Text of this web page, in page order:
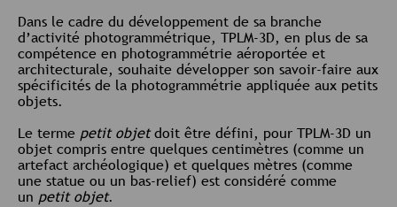
Dans le cadre du développement de sa branche
d’activité photogrammétrique, TPLM-3D, en plus de sa
compétence en photogrammétrie aéroportée et
architecturale, souhaite développer son savoir-faire aux
spécificités de la photogrammétrie appliquée aux petits
objets.
Le terme petit objet doit être défini, pour TPLM-3D un
objet compris entre quelques centimètres (comme un
artefact archéologique) et quelques mètres (comme
une statue ou un bas-relief) est considéré comme
un petit objet.